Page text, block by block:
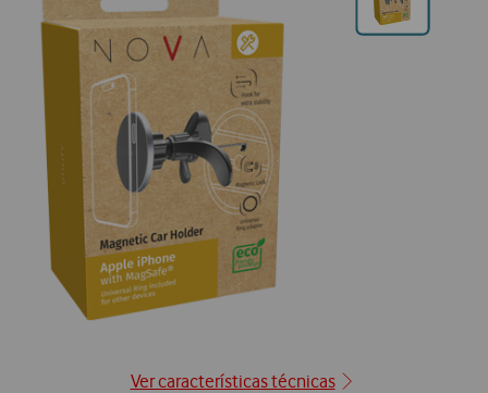
Ir
para
Ver características técnicas